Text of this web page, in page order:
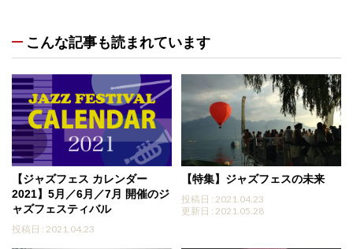
こんな記事も読まれています
【ジャズフェス カレンダー
2021】5月／6月／7月 開催のジ
ャズフェスティバル
投稿日 : 2021.04.23
【特集】ジャズフェスの未来
投稿日 : 2021.04.23
更新日 : 2021.05.28